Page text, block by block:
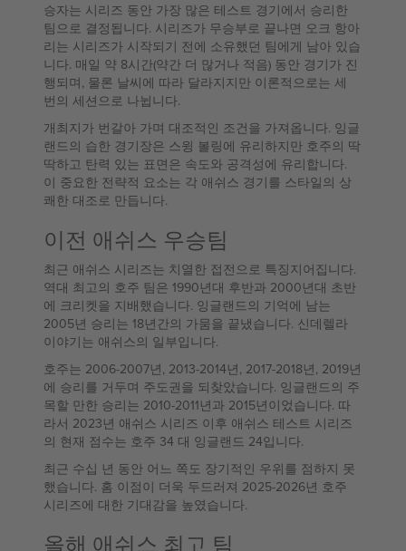
승자는 시리즈 동안 가장 많은 테스트 경기에서 승리한
팀으로 결정됩니다. 시리즈가 무승부로 끝나면 오크 항아
리는 시리즈가 시작되기 전에 소유했던 팀에게 남아 있습
니다. 매일 약 8시간(약간 더 많거나 적음) 동안 경기가 진
행되며, 물론 날씨에 따라 달라지지만 이론적으로는 세
번의 세션으로 나뉩니다.
개최지가 번갈아 가며 대조적인 조건을 가져옵니다. 잉글
랜드의 습한 경기장은 스윙 볼링에 유리하지만 호주의 딱
딱하고 탄력 있는 표면은 속도와 공격성에 유리합니다.
이 중요한 전략적 요소는 각 애쉬스 경기를 스타일의 상
쾌한 대조로 만듭니다.
이전 애쉬스 우승팀
최근 애쉬스 시리즈는 치열한 접전으로 특징지어집니다.
역대 최고의 호주 팀은 1990년대 후반과 2000년대 초반
에 크리켓을 지배했습니다. 잉글랜드의 기억에 남는
2005년 승리는 18년간의 가뭄을 끝냈습니다. 신데렐라
이야기는 애쉬스의 일부입니다.
호주는 2006-2007년, 2013-2014년, 2017-2018년, 2019년
에 승리를 거두며 주도권을 되찾았습니다. 잉글랜드의 주
목할 만한 승리는 2010-2011년과 2015년이었습니다. 따
라서 2023년 애쉬스 시리즈 이후 애쉬스 테스트 시리즈
의 현재 점수는 호주 34 대 잉글랜드 24입니다.
최근 수십 년 동안 어느 쪽도 장기적인 우위를 점하지 못
했습니다. 홈 이점이 더욱 두드러져 2025-2026년 호주
시리즈에 대한 기대감을 높였습니다.
올해 애쉬스 최고 팀